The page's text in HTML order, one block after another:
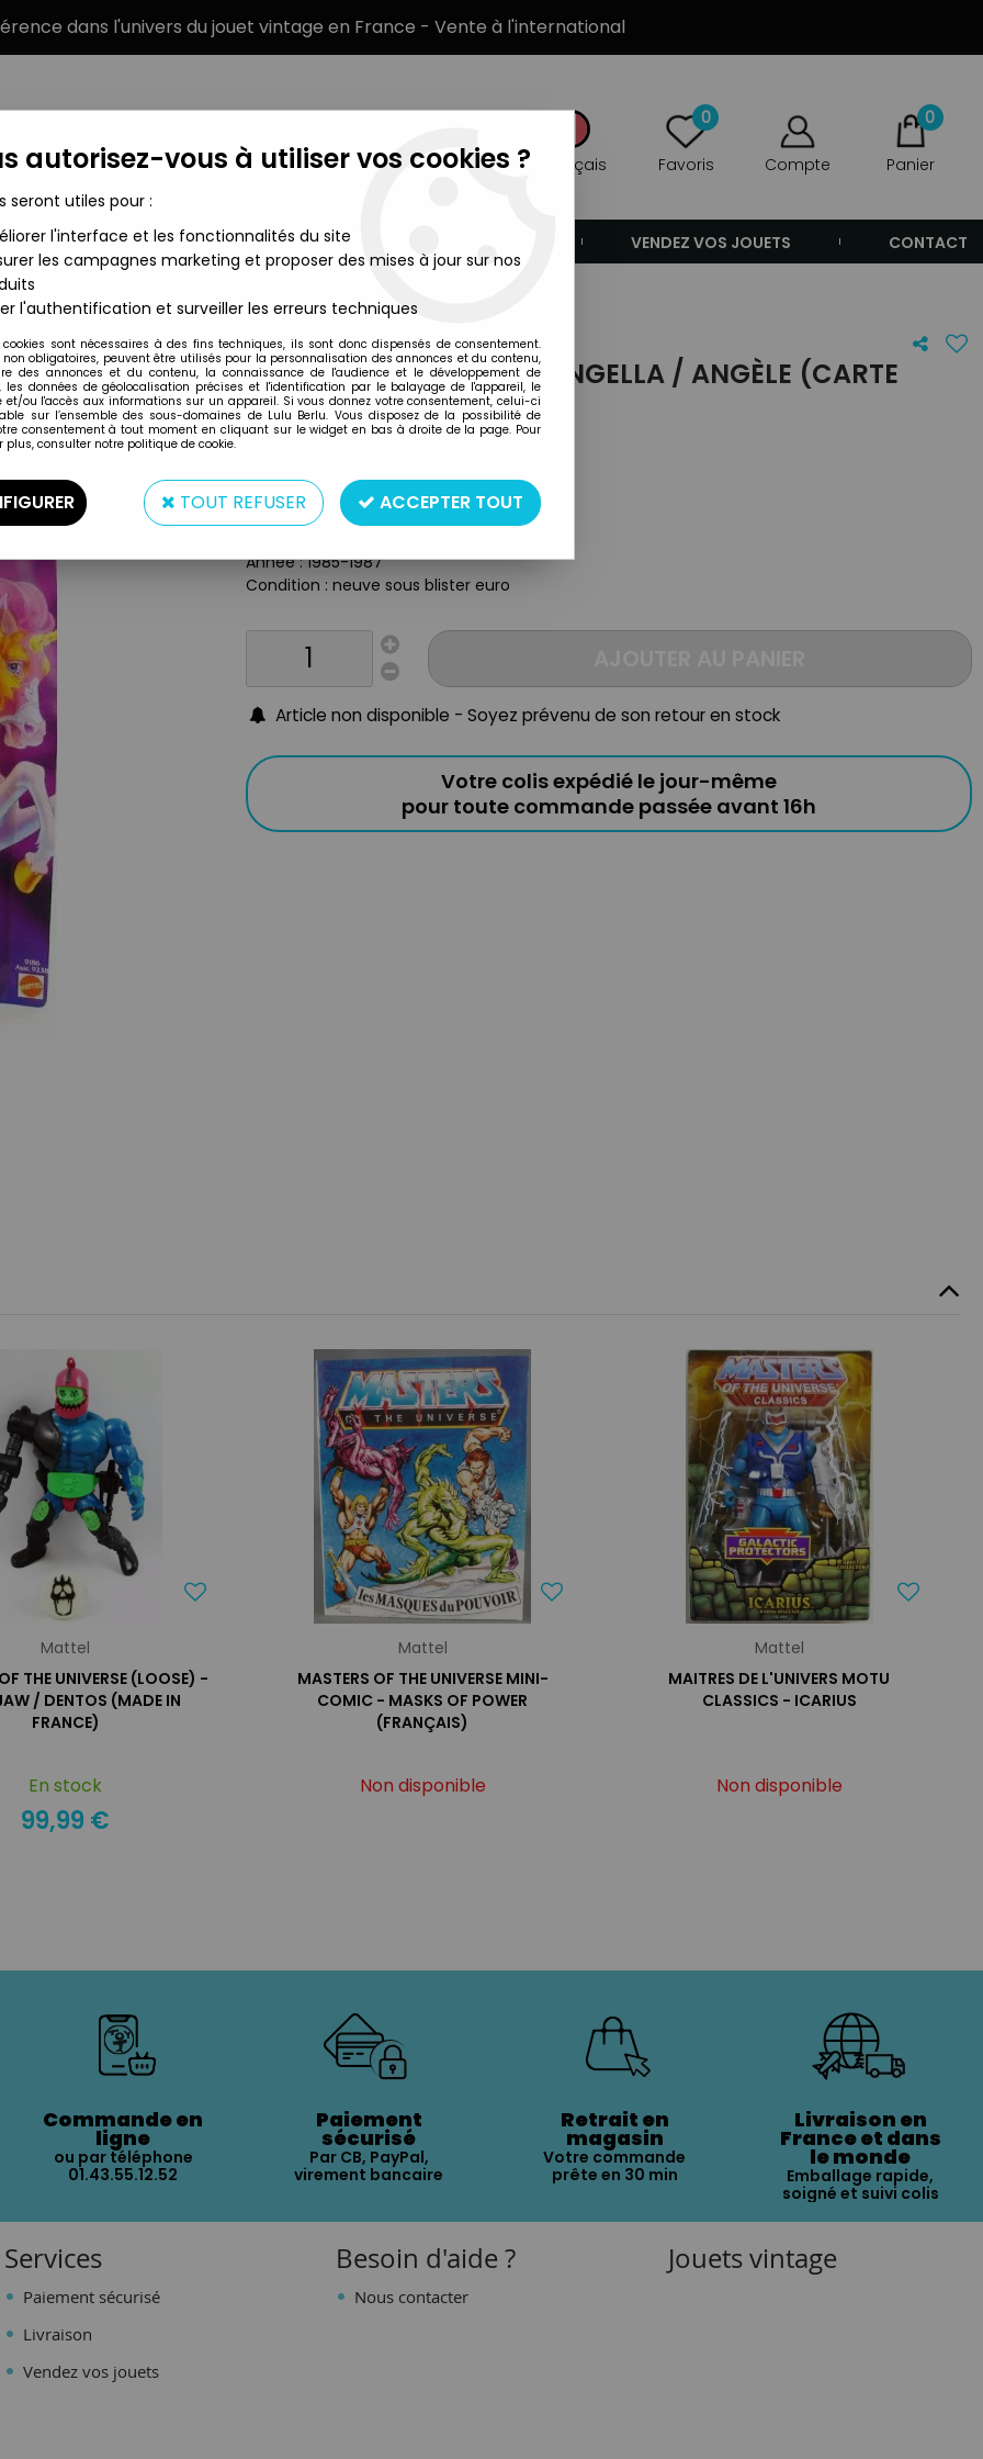
dans l'univers du jouet vintage en France - Vente à l'international
Français
0
Favoris Compte
0
Panier
MARQUES TYPE DE PRODUIT VENDEZ VOS JOUETS CONTACT
cartées
Mattel
PRINCESS OF POWER - ANGELLA / ANGÈLE (CARTE
EUROPE)
Type : Figurine-poupée
Matière : plastique et tissus
Année : 1985-1987
Condition : neuve sous blister euro
Article non disponible - Soyez prévenu de son retour en stock
Votre colis expédié le jour-même
pour toute commande passée avant 16h
Mattel
THE UNIVERSE (LOOSE) -
/ DENTOS (MADE IN
FRANCE)
En stock
99,99 €
Mattel
MASTERS OF THE UNIVERSE MINI-
COMIC - MASKS OF POWER
(FRANÇAIS)
Non disponible
Mattel
MAITRES DE L'UNIVERS MOTU
CLASSICS - ICARIUS
Non disponible
Commande en
ligne
ou par téléphone
01.43.55.12.52
Paiement
sécurisé
Par CB, PayPal,
virement bancaire
Retrait en
magasin
Votre commande
prête en 30 min
Livraison en
France et dans
le monde
Emballage rapide,
soigné et suivi colis
Services
Paiement sécurisé
Livraison
Vendez vos jouets
Besoin d'aide ?
Nous contacter
Jouets vintage
autorisez-vous à utiliser vos cookies ?
seront utiles pour :
l'interface et les fonctionnalités du site
les campagnes marketing et proposer des mises à jour sur nos
l'authentification et surveiller les erreurs techniques
cookies sont nécessaires à des fins techniques, ils sont donc dispensés de consentement.
non obligatoires, peuvent être utilisés pour la personnalisation des annonces et du contenu,
des annonces et du contenu, la connaissance de l'audience et le développement de
les données de géolocalisation précises et l'identification par le balayage de l'appareil, le
et/ou l'accès aux informations sur un appareil. Si vous donnez votre consentement, celui-ci
sur l’ensemble des sous-domaines de Lulu Berlu. Vous disposez de la possibilité de
consentement à tout moment en cliquant sur le widget en bas à droite de la page. Pour
plus, consulter notre politique de cookie.
TOUT REFUSER ACCEPTER TOUT